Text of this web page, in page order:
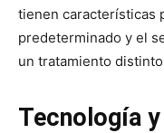
tienen características
predeterminado y el
un tratamiento
Tecnología